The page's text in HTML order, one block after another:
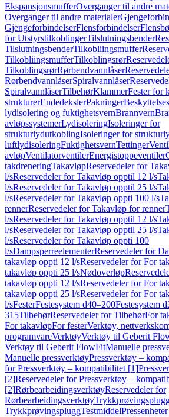
EkspansjonsmufferOverganger til andre
Overganger til andre materialer
GjengeforbindelserFlensforbindelser
for UtstyrstilkoblingerTilslutningsbender
TilslutningsbenderTilkobliingsmuffer
TilkobliingsmufferTilkoblingsrør
TilkoblingsrørRørbendvannlåser
RørbendvannlåserSpiralvannlåser
SpiralvannlåserTilbehørKlammerFester for
strukturerEndedekslerPakninger
lydisolering og fuktighetsvernBrannvern
avløpssystemerLydisoleringIsoleringer for
strukturlydutkoblingIsoleringer for
luftlydisoleringFuktighetsvernTettinger
avløpVentilatorventilerEnergistoppeventiler
takdreneringTakavløpReservedeler for
l/sReservedeler for Takavløp opptil 12 l/s
l/sReservedeler for Takavløp opptil 25 l/s
l/sReservedeler for Takavløp oppti 100 l/s
rennerReservedeler for Takavløp for renner
l/sReservedeler for Takavløp opptil 12 l/s
l/sReservedeler for Takavløp opptil 25 l/s
l/sReservedeler for Takavløp oppti 100
l/sDampsperreelementerReservedeler for
takavløp oppti 12 l/sReservedeler for For
takavløp oppti 25 l/sNødoverløp
takavløp oppti 12 l/sReservedeler for For
takavløp oppti 25 l/sReservedeler for For
l/sFesterFestesystem d40–200Festesystem
315TilbehørReservedeler for TilbehørFor
For takavløpFor festerVerktøy,
programvareVerktøyVerktøy til Geberit
Verktøy til Geberit FlowFitManuelle
Manuelle pressverktøyPressverktøy –
for Pressverktøy – kompatibilitet [1]
[2]Reservedeler for Pressverktøy –
[2]RørbearbeidingsverktøyReservedeler for
Rørbearbeidingsverktøy
TrykkprøvingspluggTestmiddel